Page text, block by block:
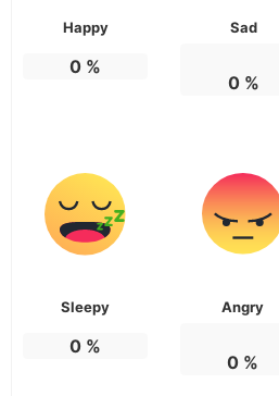
Happy
0 %
Sad
0%
Sleepy
0 %
Angry
0 %